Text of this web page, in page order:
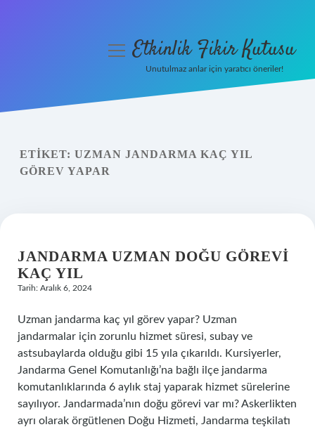
Yasal Uyarı
menüyüEtkinlik Fikir Kutusu
Unutulmaz anlar için yaratıcı öneriler!
ETIKET: UZMAN JANDARMA KAÇ YIL
GÖREV YAPAR
JANDARMA UZMAN DOĞU GÖREVI
KAÇ YIL
Tarih: Aralık 6, 2024
Uzman jandarma kaç yıl görev yapar? Uzman
jandarmalar için zorunlu hizmet süresi, subay ve
astsubaylarda olduğu gibi 15 yıla çıkarıldı. Kursiyerler,
Jandarma Genel Komutanlığı’na bağlı ilçe jandarma
komutanlıklarında 6 aylık staj yaparak hizmet sürelerine
sayılıyor. Jandarmada’nın doğu görevi var mı? Askerlikten
ayrı olarak örgütlenen Doğu Hizmeti, Jandarma teşkilatı